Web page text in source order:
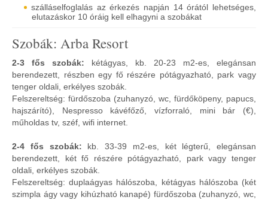
szálláselfoglalás az érkezés napján 14 órától lehetséges,
elutazáskor 10 óráig kell elhagyni a szobákat
Szobák: Arba Resort
2-3 fős szobák: kétágyas, kb. 20-23 m2-es, elegánsan
berendezett, részben egy fő részére pótágyazható, park vagy
tenger oldali, erkélyes szobák.
Felszereltség: fürdőszoba (zuhanyzó, wc, fürdőköpeny, papucs,
hajszárító), Nespresso kávéfőző, vízforraló, mini bár (€),
műholdas tv, széf, wifi internet.
2-4 fős szobák: kb. 33-39 m2-es, két légterű, elegánsan
berendezett, két fő részére pótágyazható, park vagy tenger
oldali, erkélyes szobák.
Felszereltség: duplaágyas hálószoba, kétágyas hálószoba (két
szimpla ágy vagy kihúzható kanapé) fürdőszoba (zuhanyzó, wc,